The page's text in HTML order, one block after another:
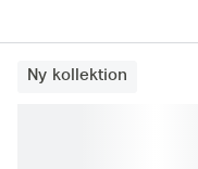
Ny kollektion